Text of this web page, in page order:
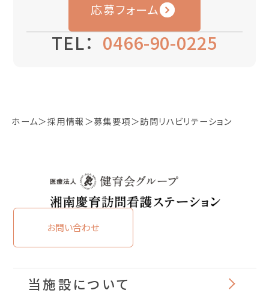
ホーム 採用情報 募集要項 訪問リハビリテーション
応募フォーム
TEL： 0466-90-0225
お問い合わせ
当施設について